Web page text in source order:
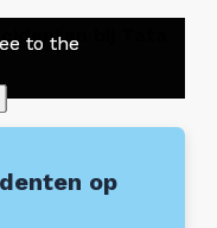
bij Tata
to the
to the
to the
to the
to the
to the
op